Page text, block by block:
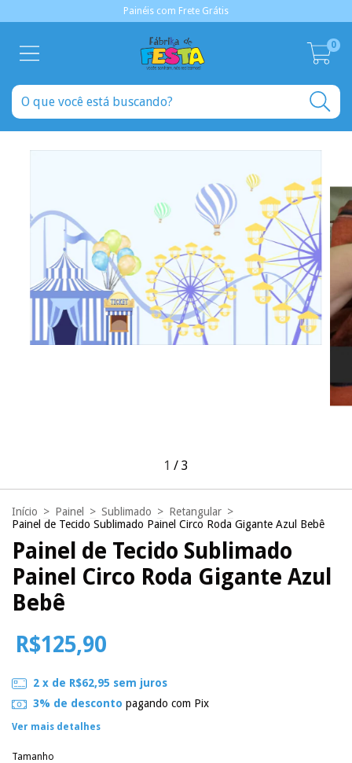
Painéis com Frete Grátis
0
1 / 3
Início > Painel > Sublimado > Retangular >
Painel de Tecido Sublimado Painel Circo Roda Gigante Azul Bebê
Painel de Tecido Sublimado
Painel Circo Roda Gigante Azul
Bebê
R$125,90
2 x de R$62,95 sem juros
3% de desconto pagando com Pix
Ver mais detalhes
Tamanho